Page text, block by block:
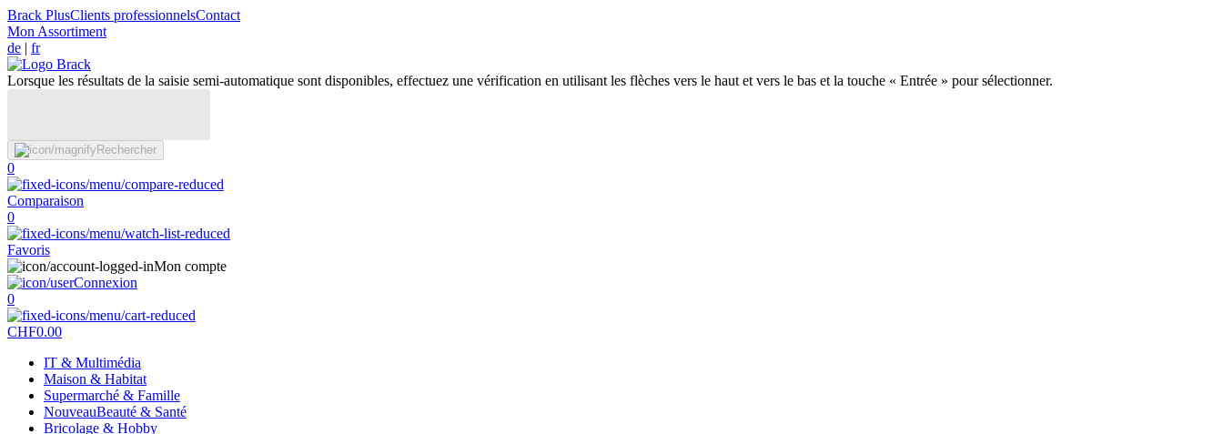
Brack PlusClients professionnelsContact
Mon Assortiment
de | fr
Lorsque les résultats de la saisie semi-automatique sont disponibles, effectuez une vérification en utilisant les flèches vers le haut et vers le bas et la touche « Entrée » pour sélectionner.
Rechercher
0
Comparaison
0
Favoris
Mon compte
Connexion
0
CHF0.00
IT & Multimédia
Maison & Habitat
Supermarché & Famille
NouveauBeauté & Santé
Bricolage & Hobby